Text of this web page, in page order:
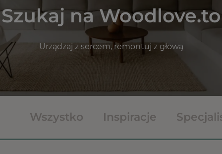
Szukaj na Woodlove.to
Urządzaj z sercem, remontuj z głową
Wszystko Inspiracje